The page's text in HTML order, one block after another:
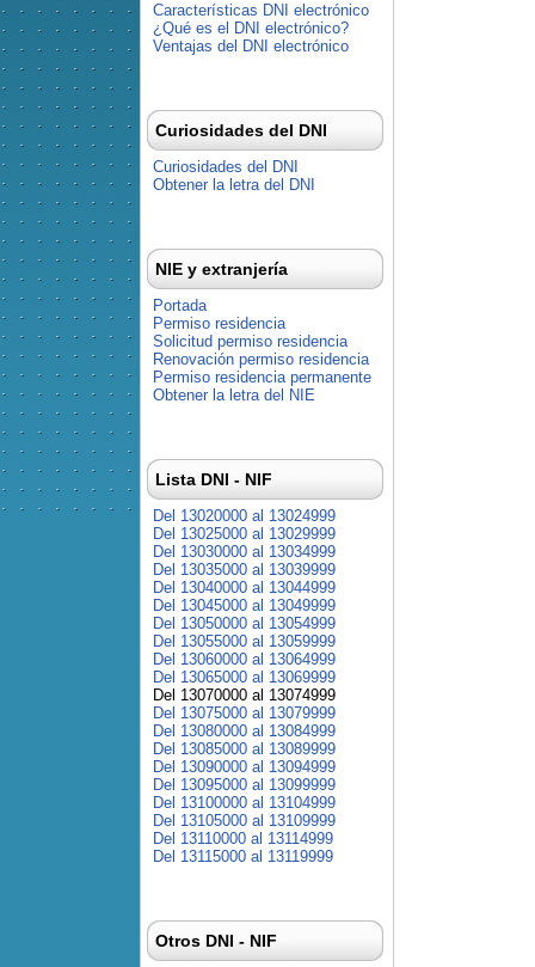
Características DNI electrónico
¿Qué es el DNI electrónico?
Ventajas del DNI electrónico
Curiosidades del DNI
Curiosidades del DNI
Obtener la letra del DNI
NIE y extranjería
Portada
Permiso residencia
Solicitud permiso residencia
Renovación permiso residencia
Permiso residencia permanente
Obtener la letra del NIE
Lista DNI - NIF
Del 13020000 al 13024999
Del 13025000 al 13029999
Del 13030000 al 13034999
Del 13035000 al 13039999
Del 13040000 al 13044999
Del 13045000 al 13049999
Del 13050000 al 13054999
Del 13055000 al 13059999
Del 13060000 al 13064999
Del 13065000 al 13069999
Del 13070000 al 13074999
Del 13075000 al 13079999
Del 13080000 al 13084999
Del 13085000 al 13089999
Del 13090000 al 13094999
Del 13095000 al 13099999
Del 13100000 al 13104999
Del 13105000 al 13109999
Del 13110000 al 13114999
Del 13115000 al 13119999
Otros DNI - NIF